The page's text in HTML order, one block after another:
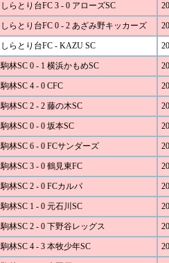
しらとり台FC 3 - 0 アローズSC
しらとり台FC 0 - 2 あざみ野キッカーズ
しらとり台FC - KAZU SC
駒林SC 0 - 1 横浜かもめSC
駒林SC 4 - 0 CFC
駒林SC 2 - 2 藤の木SC
駒林SC 0 - 0 坂本SC
駒林SC 6 - 0 FCサンダーズ
駒林SC 3 - 0 鶴見東FC
駒林SC 2 - 0 FCカルパ
駒林SC 1 - 0 元石川SC
駒林SC 2 - 0 下野谷レッグス
駒林SC 4 - 3 本牧少年SC